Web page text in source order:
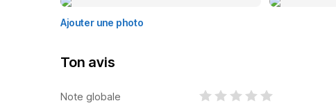
Ajouter une photo
Ton avis
Note globale